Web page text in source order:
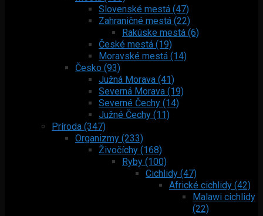
Slovenské mestá (47)
Zahraničné mestá (22)
Rakúske mestá (6)
České mestá (19)
Moravské mestá (14)
Česko (93)
Južná Morava (41)
Severná Morava (19)
Severné Čechy (14)
Južné Čechy (11)
Príroda (347)
Organizmy (233)
Živočíchy (168)
Ryby (100)
Cichlidy (47)
Africké cichlidy (42)
Malawi cichlidy
(22)